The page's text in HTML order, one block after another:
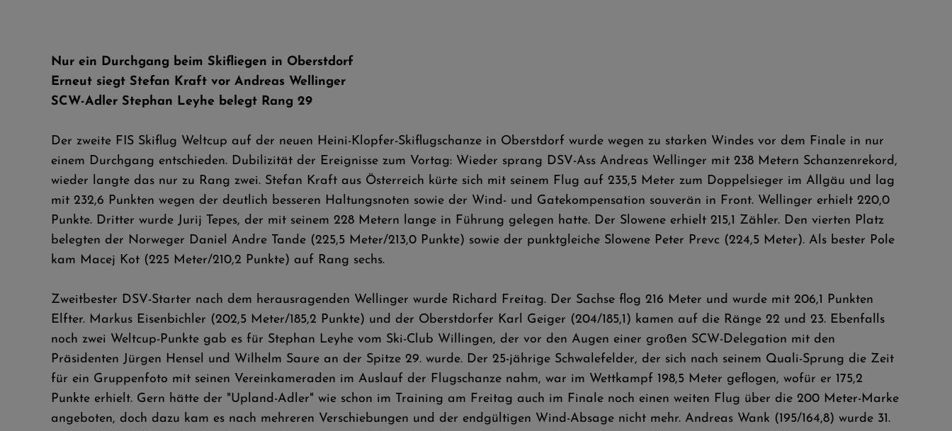
Nur ein Durchgang beim Skifliegen in Oberstdorf
Erneut siegt Stefan Kraft vor Andreas Wellinger
SCW-Adler Stephan Leyhe belegt Rang 29
Der zweite FIS Skiflug Weltcup auf der neuen Heini-Klopfer-Skiflugschanze in Oberstdorf wurde wegen zu starken Windes vor dem Finale in nur
einem Durchgang entschieden. Dubilizität der Ereignisse zum Vortag: Wieder sprang DSV-Ass Andreas Wellinger mit 238 Metern Schanzenrekord,
wieder langte das nur zu Rang zwei. Stefan Kraft aus Österreich kürte sich mit seinem Flug auf 235,5 Meter zum Doppelsieger im Allgäu und lag
mit 232,6 Punkten wegen der deutlich besseren Haltungsnoten sowie der Wind- und Gatekompensation souverän in Front. Wellinger erhielt 220,0
Punkte. Dritter wurde Jurij Tepes, der mit seinem 228 Metern lange in Führung gelegen hatte. Der Slowene erhielt 215,1 Zähler. Den vierten Platz
belegten der Norweger Daniel Andre Tande (225,5 Meter/213,0 Punkte) sowie der punktgleiche Slowene Peter Prevc (224,5 Meter). Als bester Pole
kam Macej Kot (225 Meter/210,2 Punkte) auf Rang sechs.
Zweitbester DSV-Starter nach dem herausragenden Wellinger wurde Richard Freitag. Der Sachse flog 216 Meter und wurde mit 206,1 Punkten
Elfter. Markus Eisenbichler (202,5 Meter/185,2 Punkte) und der Oberstdorfer Karl Geiger (204/185,1) kamen auf die Ränge 22 und 23. Ebenfalls
noch zwei Weltcup-Punkte gab es für Stephan Leyhe vom Ski-Club Willingen, der vor den Augen einer großen SCW-Delegation mit den
Präsidenten Jürgen Hensel und Wilhelm Saure an der Spitze 29. wurde. Der 25-jährige Schwalefelder, der sich nach seinem Quali-Sprung die Zeit
für ein Gruppenfoto mit seinen Vereinkameraden im Auslauf der Flugschanze nahm, war im Wettkampf 198,5 Meter geflogen, wofür er 175,2
Punkte erhielt. Gern hätte der "Upland-Adler" wie schon im Training am Freitag auch im Finale noch einen weiten Flug über die 200 Meter-Marke
angeboten, doch dazu kam es nach mehreren Verschiebungen und der endgültigen Wind-Absage nicht mehr. Andreas Wank (195/164,8) wurde 31.